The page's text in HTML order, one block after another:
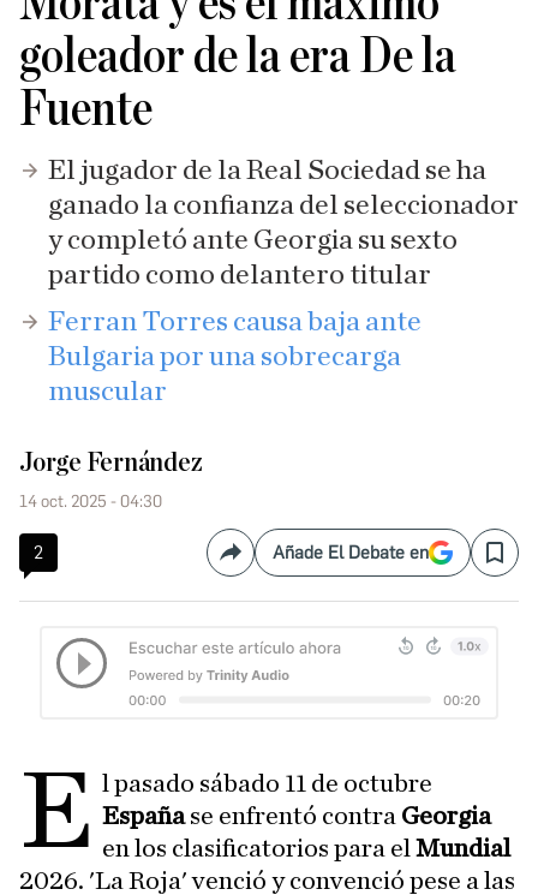
goleador de la era De la
Fuente
El jugador de la Real Sociedad se ha
ganado la confianza del seleccionador
y completó ante Georgia su sexto
partido como delantero titular
Ferran Torres causa baja ante
Bulgaria por una sobrecarga
muscular
Jorge Fernández
14 oct. 2025 - 04:30
2 CompartirAñade El Debate en Save
E l pasado sábado 11 de octubre
Españase enfrentó contra Georgia
en los clasificatorios para elMundial
2026. 'La Roja' venció y convenció pese a las